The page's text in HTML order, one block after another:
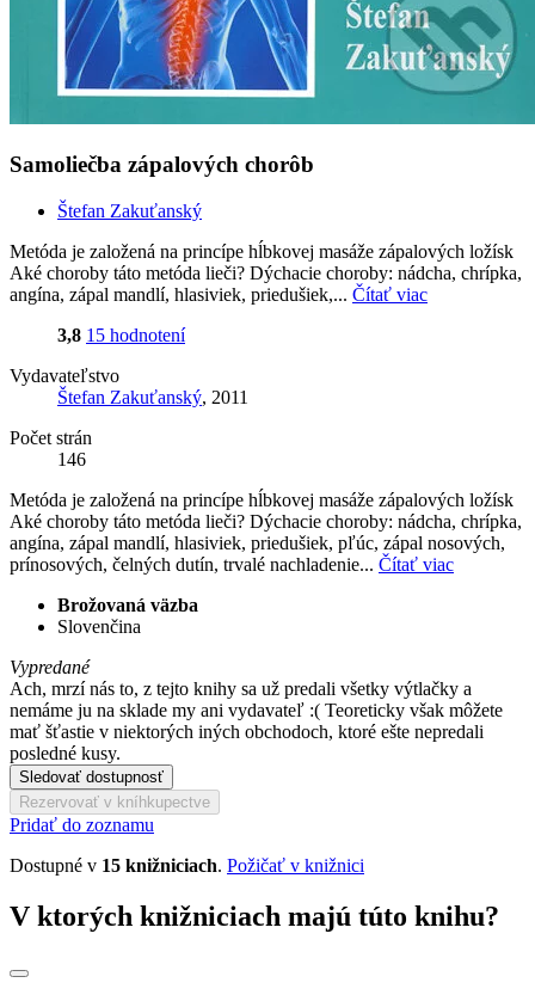
Samoliečba zápalových chorôb
Štefan Zakuťanský
Metóda je založená na princípe hĺbkovej masáže zápalových ložísk
Aké choroby táto metóda lieči? Dýchacie choroby: nádcha, chrípka,
angína, zápal mandlí, hlasiviek, priedušiek,... Čítať viac
3,8 15 hodnotení
Vydavateľstvo
Štefan Zakuťanský, 2011
Počet strán
146
Metóda je založená na princípe hĺbkovej masáže zápalových ložísk
Aké choroby táto metóda lieči? Dýchacie choroby: nádcha, chrípka,
angína, zápal mandlí, hlasiviek, priedušiek, pľúc, zápal nosových,
prínosových, čelných dutín, trvalé nachladenie... Čítať viac
Brožovaná väzba
Slovenčina
Vypredané
Ach, mrzí nás to, z tejto knihy sa už predali všetky výtlačky a
nemáme ju na sklade my ani vydavateľ :( Teoreticky však môžete
mať šťastie v niektorých iných obchodoch, ktoré ešte nepredali
posledné kusy.
Sledovať dostupnosť
Rezervovať v kníhkupectve
Pridať do zoznamu
Dostupné v 15 knižniciach. Požičať v knižnici
V ktorých knižniciach majú túto knihu?